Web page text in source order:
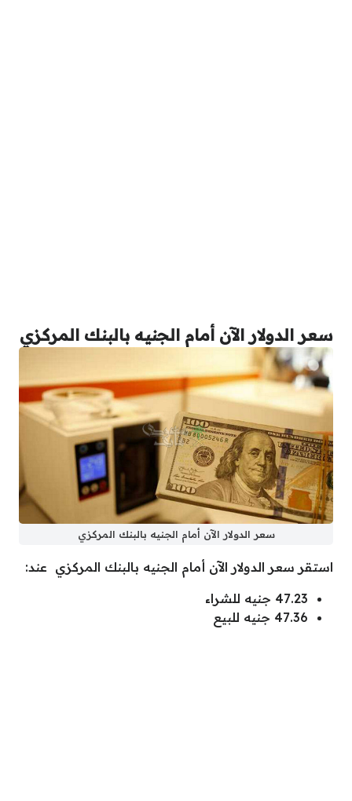
سعر الدولار الآن أمام الجنيه بالبنك المركزي
سعر الدولار الآن أمام الجنيه بالبنك المركزي
استقر سعر الدولار الآن أمام الجنيه بالبنك المركزي عند:
47.23 جنيه للشراء
47.36 جنيه للبيع